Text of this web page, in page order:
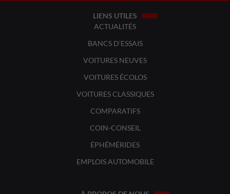
LIENS UTILES
ACTUALITÉS
BANCS D'ESSAIS
VOITURES NEUVES
VOITURES ÉCOLOS
VOITURES CLASSIQUES
COMPARATIFS
COIN-CONSEIL
ÉPHÉMÉRIDES
EMPLOIS AUTOMOBILE